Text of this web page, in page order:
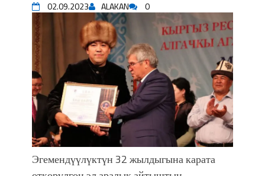
уланышы үчүн журнал сөзсүз керек!”
“Китепкана түнγ-2026”: Психолог
Мээрим Мураталиева менен
жолугушууга келиңиз! (Дарек. Видео)
Латын арибиндеги “Чабуул”... “Ала-
Тоо” журналынын тарыхы жана
редакторлору... (Тизме. Видео)
“КАРА КЕМПИР”: ҮМҮТТҮН
ТҮБӨЛҮК СИМВОЛУ
Кыргызстандагы эң ири музыкалуу
фонтанды көрүү үчүн Royal Central
Park'ка 30 миң адам чогулду
02.09.2023 ALAKAN 0
Эгемендүүлүктүн 32 жылдыгына карата